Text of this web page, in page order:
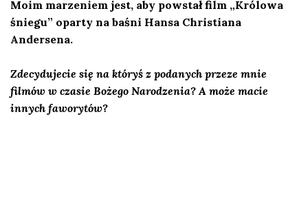
Moim marzeniem jest, aby powstał film „Królowa
śniegu” oparty na baśni Hansa Christiana
Andersena.
Zdecydujecie się na któryś z podanych przeze mnie
filmów w czasie Bożego Narodzenia? A może macie
innych faworytów?